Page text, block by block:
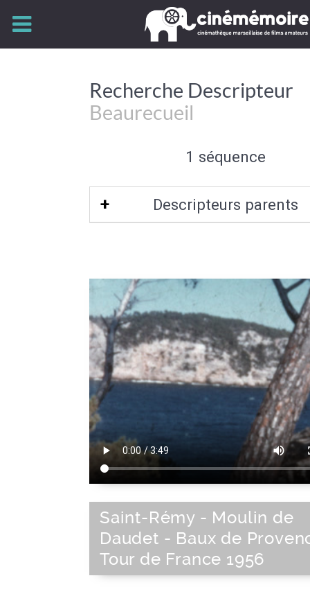
Recherche Descripteur
Beaurecueil
1 séquence
Descripteurs parents
Est de la France|Bassin
France| Sud de la France
Europe
Union Européenne
| Europe
Saint-Rémy - Moulin de
Daudet - Baux de
Tour de France 1956